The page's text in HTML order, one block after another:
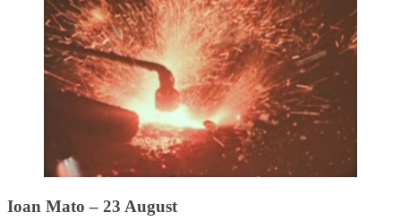
Ioan Mato – 23 August